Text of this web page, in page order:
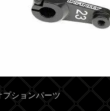
プションパーツ